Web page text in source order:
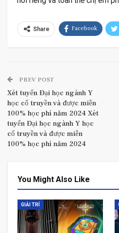
Share Facebook
PREV POST
Xét tuyển Đại học ngành Y
học cổ truyền và được miễn
100% học phí năm 2024 Xét
tuyển Đại học ngành Y học
cổ truyền và được miễn
100% học phí năm 2024
You Might Also Like
GIẢI TRÍ